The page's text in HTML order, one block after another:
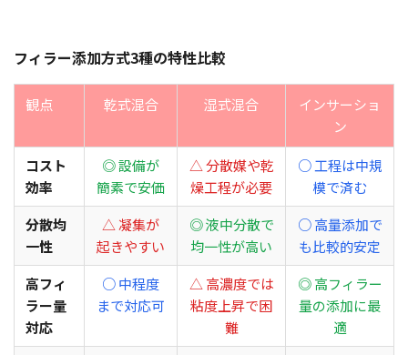
フィラー添加方式3種の特性比較
観点 乾式混合 湿式混合
インサーショ
ン
コスト
効率
◎ 設備が
簡素で安価
△ 分散媒や乾
燥工程が必要
○ 工程は中規
模で済む
分散均
一性
△ 凝集が
起きやすい
◎ 液中分散で
均一性が高い
○ 高量添加で
も比較的安定
高フィ
ラー量
対応
○ 中程度
まで対応可
△ 高濃度では
粘度上昇で困
難
◎ 高フィラー
量の添加に最
適